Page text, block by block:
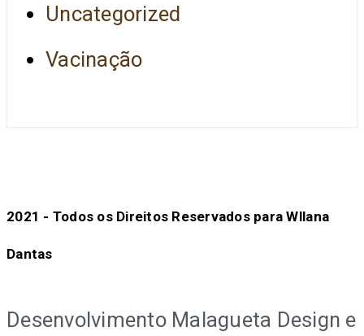
Uncategorized
Vacinação
2021 - Todos os Direitos Reservados para Wllana
Dantas
Desenvolvimento Malagueta Design e